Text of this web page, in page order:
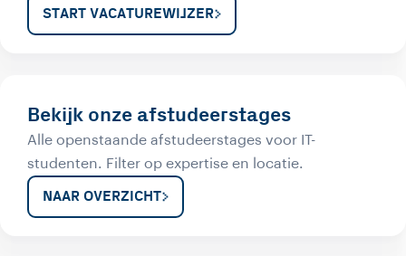
START VACATUREWIJZER
Bekijk onze afstudeerstages
Alle openstaande afstudeerstages voor IT-
studenten. Filter op expertise en locatie.
NAAR OVERZICHT